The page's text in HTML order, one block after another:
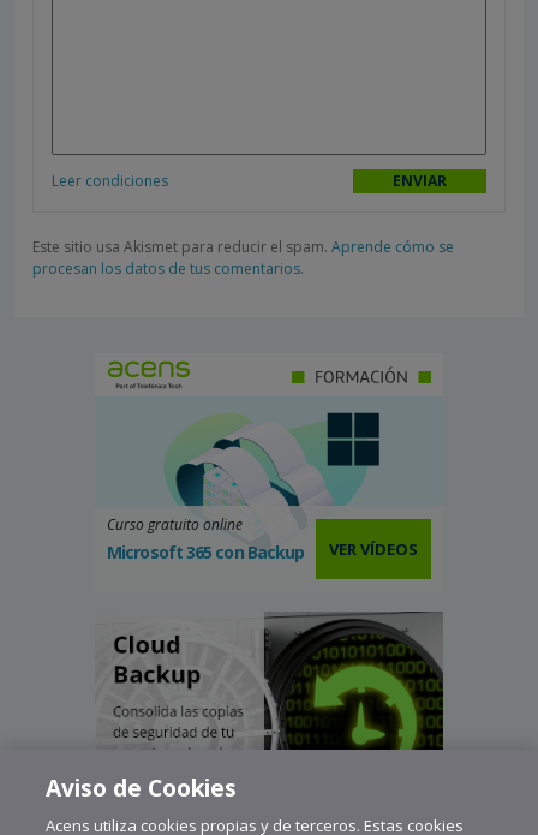
Leer condiciones
Este sitio usa Akismet para reducir el spam. Aprende cómo se
procesan los datos de tus comentarios.
Curso gratuito online
Microsoft 365 con Backup VER VÍDEOS
Aviso de Cookies
Acens utiliza cookies propias y de terceros. Estas cookies